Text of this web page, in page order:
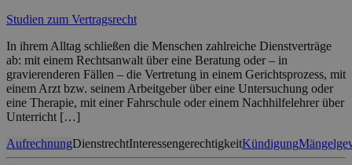
Studien zum Vertragsrecht
In ihrem Alltag schließen die Menschen zahlreiche Dienstverträge
ab: mit einem Rechtsanwalt über eine Beratung oder – in
gravierenderen Fällen – die Vertretung in einem Gerichtsprozess, mit
einem Arzt bzw. seinem Arbeitgeber über eine Untersuchung oder
eine Therapie, mit einer Fahrschule oder einem Nachhilfelehrer über
Unterricht […]
AufrechnungDienstrechtInteressengerechtigkeitKündigung